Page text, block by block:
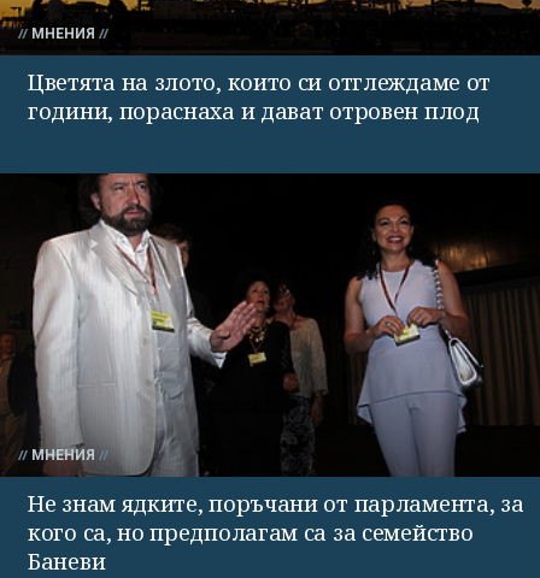
МНЕНИЯ
Цветята на злото, които си отглеждаме от
години, пораснаха и дават отровен плод
МНЕНИЯ
Не знам ядките, поръчани от парламента, за
кого са, но предполагам са за семейство
Баневи